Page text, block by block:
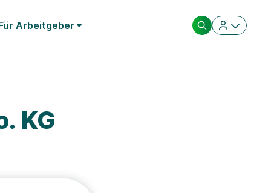
Arbeitgeber
KG